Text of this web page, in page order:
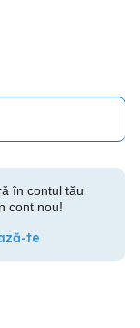
în contul tău
cont nou!
te